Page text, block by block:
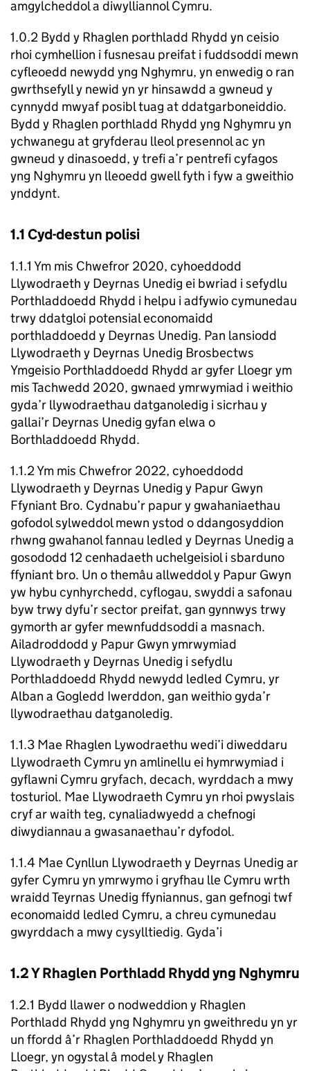
amgylcheddol a diwylliannol Cymru.
1.0.2 Bydd y Rhaglen porthladd Rhydd yn ceisio
rhoi cymhellion i fusnesau preifat i fuddsoddi mewn
cyfleoedd newydd yng Nghymru, yn enwedig o ran
gwrthsefyll y newid yn yr hinsawdd a gwneud y
cynnydd mwyaf posibl tuag at ddatgarboneiddio.
Bydd y Rhaglen porthladd Rhydd yng Nghymru yn
ychwanegu at gryfderau lleol presennol ac yn
gwneud y dinasoedd, y trefi a’r pentrefi cyfagos
yng Nghymru yn lleoedd gwell fyth i fyw a gweithio
ynddynt.
1.1 Cyd-destun polisi
1.1.1 Ym mis Chwefror 2020, cyhoeddodd
Llywodraeth y Deyrnas Unedig ei bwriad i sefydlu
Porthladdoedd Rhydd i helpu i adfywio cymunedau
trwy ddatgloi potensial economaidd
porthladdoedd y Deyrnas Unedig. Pan lansiodd
Llywodraeth y Deyrnas Unedig Brosbectws
Ymgeisio Porthladdoedd Rhydd ar gyfer Lloegr ym
mis Tachwedd 2020, gwnaed ymrwymiad i weithio
gyda’r llywodraethau datganoledig i sicrhau y
gallai’r Deyrnas Unedig gyfan elwa o
Borthladdoedd Rhydd.
1.1.2 Ym mis Chwefror 2022, cyhoeddodd
Llywodraeth y Deyrnas Unedig y Papur Gwyn
Ffyniant Bro. Cydnabu’r papur y gwahaniaethau
gofodol sylweddol mewn ystod o ddangosyddion
rhwng gwahanol fannau ledled y Deyrnas Unedig a
gosododd 12 cenhadaeth uchelgeisiol i sbarduno
ffyniant bro. Un o themâu allweddol y Papur Gwyn
yw hybu cynhyrchedd, cyflogau, swyddi a safonau
byw trwy dyfu’r sector preifat, gan gynnwys trwy
gymorth ar gyfer mewnfuddsoddi a masnach.
Ailadroddodd y Papur Gwyn ymrwymiad
Llywodraeth y Deyrnas Unedig i sefydlu
Porthladdoedd Rhydd newydd ledled Cymru, yr
Alban a Gogledd Iwerddon, gan weithio gyda’r
llywodraethau datganoledig.
1.1.3 Mae Rhaglen Lywodraethu wedi’i diweddaru
Llywodraeth Cymru yn amlinellu ei hymrwymiad i
gyflawni Cymru gryfach, decach, wyrddach a mwy
tosturiol. Mae Llywodraeth Cymru yn rhoi pwyslais
cryf ar waith teg, cynaliadwyedd a chefnogi
diwydiannau a gwasanaethau’r dyfodol.
1.1.4 Mae Cynllun Llywodraeth y Deyrnas Unedig ar
gyfer Cymru yn ymrwymo i gryfhau lle Cymru wrth
wraidd Teyrnas Unedig ffyniannus, gan gefnogi twf
economaidd ledled Cymru, a chreu cymunedau
gwyrddach a mwy cysylltiedig. Gyda’i
1.2 Y Rhaglen Porthladd Rhydd yng Nghymru
1.2.1 Bydd llawer o nodweddion y Rhaglen
Porthladd Rhydd yng Nghymru yn gweithredu yn yr
un ffordd â’r Rhaglen Porthladdoedd Rhydd yn
Lloegr, yn ogystal â model y Rhaglen